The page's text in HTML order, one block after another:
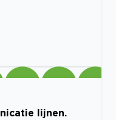
lijnen.